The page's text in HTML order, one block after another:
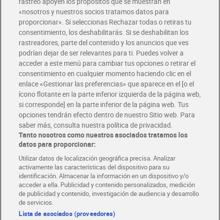
Glovo y Uber Eats
Solicita tu factura de Glovo o Uber Eats
Únete al CLUB Dia
Disfruta las ventajas y ofertas exclusivas.
Descárgate la APP Dia
Folletos y Tiendas
Descubre las mejores ofertas y busca tu tienda más cercana
Tarjeta MaX Dia
Te devuelve hasta 8€/mes de tus compras.
¡Solicita tu tarjeta de crédito aquí!
COMER MEJOR CADA DIA
COLABORA CON DIA ABRE TU TIENDA DIA CORPORATE
«nosotros y nuestros socios tratamos datos para
proporcionar». Si seleccionas Rechazar todas o retiras tu
consentimiento, los deshabilitarás. Si se deshabilitan los
rastreadores, parte del contenido y los anuncios que ves
podrían dejar de ser relevantes para ti. Puedes volver a
acceder a este menú para cambiar tus opciones o retirar el
consentimiento en cualquier momento haciendo clic en el
enlace «Gestionar las preferencias» que aparece en el [o el
ícono flotante en la parte inferior izquierda de la página web,
si corresponde] en la parte inferior de la página web. Tus
opciones tendrán efecto dentro de nuestro Sitio web. Para
saber más, consulta nuestra política de privacidad.
Tanto nosotros como nuestros asociados tratamos los
datos para proporcionar:
Utilizar datos de localización geográfica precisa. Analizar
activamente las características del dispositivo para su
identificación. Almacenar la información en un dispositivo y/o
acceder a ella. Publicidad y contenido personalizados, medición
de publicidad y contenido, investigación de audiencia y desarrollo
de servicios.
Lista de asociados (proveedores)